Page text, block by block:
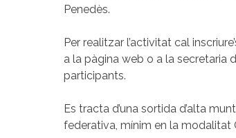
Penedès.
Per realitzar l’activitat cal
a la pàgina web o a la secretaria
participants.
Es tracta d’una sortida d’alta
federativa, mínim en la modalitat